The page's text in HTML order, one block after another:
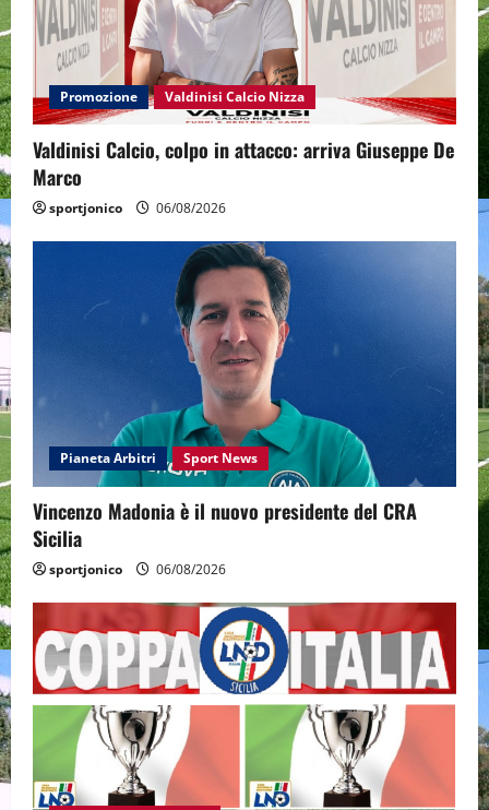
Promozione Valdinisi Calcio Nizza
Valdinisi Calcio, colpo in attacco: arriva Giuseppe De
Marco
sportjonico 06/08/2026
Pianeta Arbitri Sport News
Vincenzo Madonia è il nuovo presidente del CRA
Sicilia
sportjonico 06/08/2026